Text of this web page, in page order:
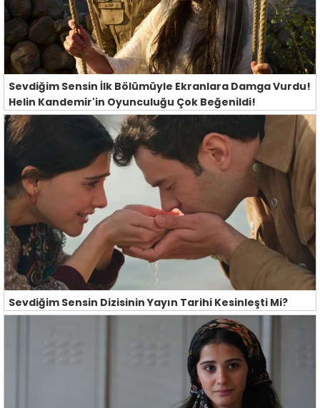
Sevdiğim Sensin İlk Bölümüyle Ekranlara Damga Vurdu!
Helin Kandemir'in Oyunculuğu Çok Beğenildi!
Sevdiğim Sensin Dizisinin Yayın Tarihi Kesinleşti Mi?